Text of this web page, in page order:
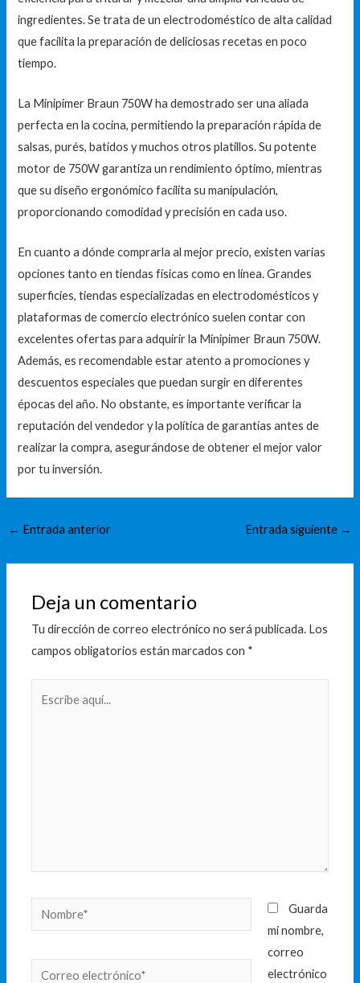
ingredientes. Se trata de un electrodoméstico de alta calidad
que facilita la preparación de deliciosas recetas en poco
tiempo.
La Minipimer Braun 750W ha demostrado ser una aliada
perfecta en la cocina, permitiendo la preparación rápida de
salsas, purés, batidos y muchos otros platillos. Su potente
motor de 750W garantiza un rendimiento óptimo, mientras
que su diseño ergonómico facilita su manipulación,
proporcionando comodidad y precisión en cada uso.
En cuanto a dónde comprarla al mejor precio, existen varias
opciones tanto en tiendas físicas como en línea. Grandes
superficies, tiendas especializadas en electrodomésticos y
plataformas de comercio electrónico suelen contar con
excelentes ofertas para adquirir la Minipimer Braun 750W.
Además, es recomendable estar atento a promociones y
descuentos especiales que puedan surgir en diferentes
épocas del año. No obstante, es importante verificar la
reputación del vendedor y la política de garantías antes de
realizar la compra, asegurándose de obtener el mejor valor
por tu inversión.
← Entrada anterior Entrada siguiente →
Deja un comentario
Tu dirección de correo electrónico no será publicada. Los
campos obligatorios están marcados con *
Nombre*
Correo
Guarda
mi nombre,
correo
electrónico